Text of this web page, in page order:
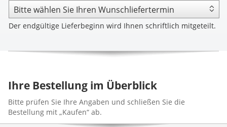
Der endgültige Lieferbeginn wird Ihnen schriftlich mitgeteilt.
Ihre Bestellung im Überblick
Bitte prüfen Sie Ihre Angaben und schließen Sie die
Bestellung mit „Kaufen“ ab.